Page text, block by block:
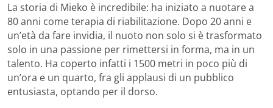
La storia di Mieko è incredibile: ha iniziato a nuotare a
80 anni come terapia di riabilitazione. Dopo 20 anni e
un’età da fare invidia, il nuoto non solo si è trasformato
solo in una passione per rimettersi in forma, ma in un
talento. Ha coperto infatti i 1500 metri in poco più di
un’ora e un quarto, fra gli applausi di un pubblico
entusiasta, optando per il dorso.